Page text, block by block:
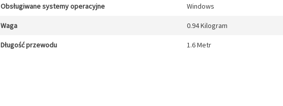
Obsługiwane systemy operacyjne Windows
Waga 0.94 Kilogram
Długość przewodu 1.6 Metr